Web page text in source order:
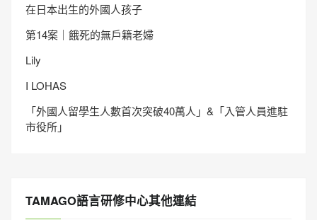
在日本出生的外國人孩子
第14案｜餓死的無戶籍老婦
Lily
I LOHAS
「外國人留學生人數首次突破40萬人」&「入管人員進駐
市役所」
TAMAGO語言研修中心其他連結